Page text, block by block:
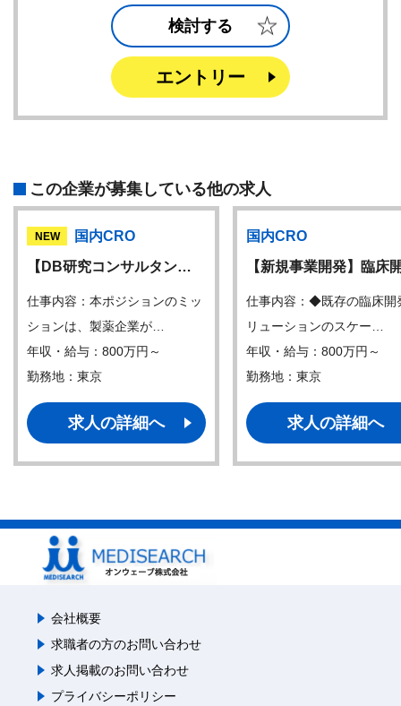
検討する
エントリー
この企業が募集している他の求人
NEW
国内CRO
【DB研究コンサルタン…
仕事内容：本ポジションのミッ
ションは、製薬企業が…
年収・給与：800万円～
勤務地：東京
求人の詳細へ
国内CRO
【新規事業開発】臨床
仕事内容：◆既存の臨床開
リューションのスケー…
年収・給与：800万円～
勤務地：東京
求人の詳細へ
会社概要
求職者の方のお問い合わせ
求人掲載のお問い合わせ
プライバシーポリシー